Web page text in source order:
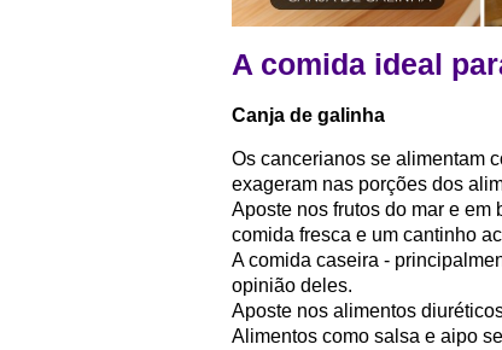
A comida ideal
Canja de galinha
Os cancerianos se alimentam
exageram nas porções dos
Aposte nos frutos do mar e em
comida fresca e um cantinho
A comida caseira -
opinião deles.
Aposte nos alimentos
Alimentos como salsa e aipo